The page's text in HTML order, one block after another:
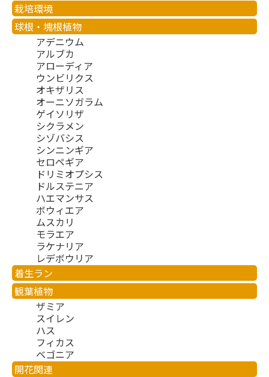
栽培環境
球根・塊根植物
アデニウム
アルブカ
アローディア
ウンビリクス
オキザリス
オーニソガラム
ゲイソリザ
シクラメン
シゾバシス
シンニンギア
セロペギア
ドリミオプシス
ドルステニア
ハエマンサス
ボウィエア
ムスカリ
モラエア
ラケナリア
レデボウリア
着生ラン
観葉植物
ザミア
スイレン
ハス
フィカス
ベゴニア
開花関連